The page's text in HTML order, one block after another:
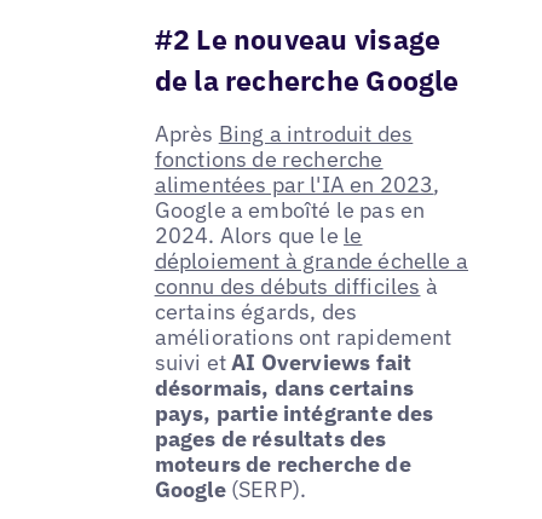
#2 Le nouveau visage
de la recherche Google
Après Bing a introduit des
fonctions de recherche
alimentées par l'IA en 2023,
Google a emboîté le pas en
2024. Alors que le le
déploiement à grande échelle a
connu des débuts difficiles à
certains égards, des
améliorations ont rapidement
suivi etAI Overviews fait
désormais, dans certains
pays, partie intégrante des
pages de résultats des
moteurs de recherche de
Google(SERP).